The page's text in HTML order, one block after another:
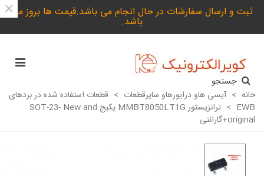
ثبت و ارسال سفارشات در حال انجام می باشد.قیمت ها بروز می
باشد.
×
جستجو
خانه > آیسی هاو درایورهاو سایرقطعات > قطعات استفاده شده در بردهای
EWB
>
ترانزیستور MMBT8050LT1G پکیج SOT-23- New and
original+گارانتی